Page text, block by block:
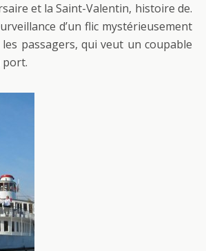
et la Saint-Valentin, histoire de.
d’un flic mystérieusement
passagers, qui veut un coupable
port.